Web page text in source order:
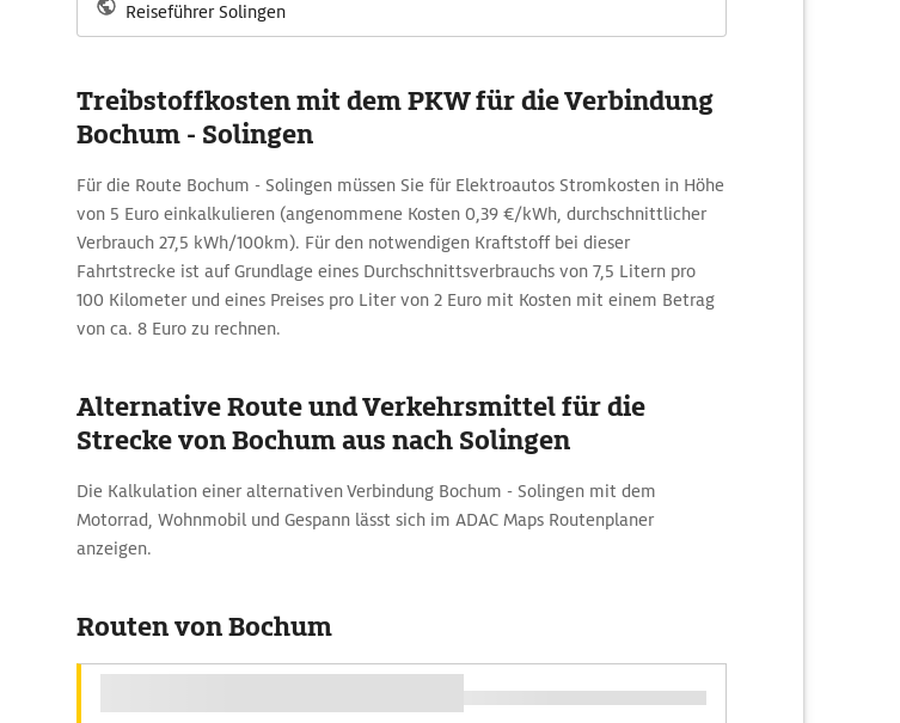
Reiseführer Solingen
Treibstoffkosten mit dem PKW für die Verbindung
Bochum - Solingen
Für die Route Bochum - Solingen müssen Sie für Elektroautos Stromkosten in Höhe
von 5 Euro einkalkulieren (angenommene Kosten 0,39 €/kWh, durchschnittlicher
Verbrauch 27,5 kWh/100km). Für den notwendigen Kraftstoff bei dieser
Fahrtstrecke ist auf Grundlage eines Durchschnittsverbrauchs von 7,5 Litern pro
100 Kilometer und eines Preises pro Liter von 2 Euro mit Kosten mit einem Betrag
von ca. 8 Euro zu rechnen.
Alternative Route und Verkehrsmittel für die
Strecke von Bochum aus nach Solingen
Die Kalkulation einer alternativen Verbindung Bochum - Solingen mit dem
Motorrad, Wohnmobil und Gespann lässt sich im ADAC Maps Routenplaner
anzeigen.
Routen von Bochum